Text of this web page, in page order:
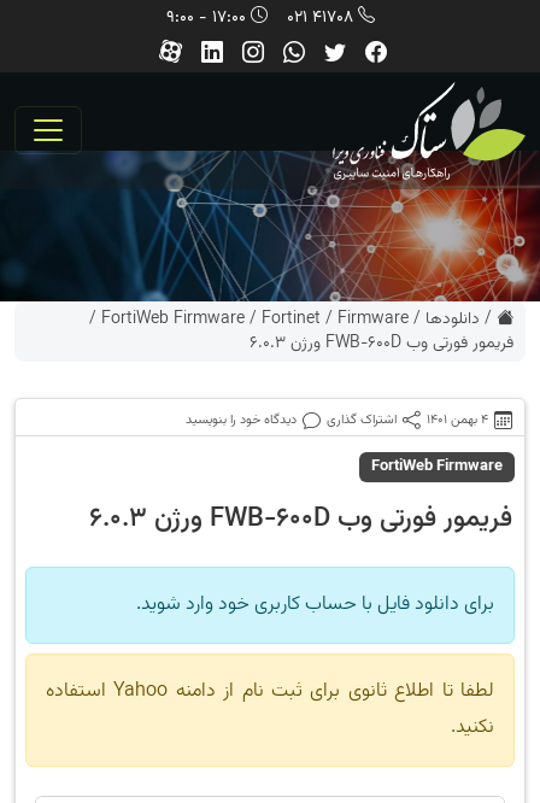
41708 021
/ دانلودها /
Firmware
/
Fortinet
/
FortiWeb Firmware
/
فریمور فورتی وب FWB-600D ورژن 6.0.3
4 بهمن 1401 اشتراک گذاری دیدگاه خود را بنویسید
FortiWeb Firmware
فریمور فورتی وب FWB-600D ورژن 6.0.3
برای دانلود فایل با حساب کاربری خود وارد شوید.
لطفا تا اطلاع ثانوی برای ثبت نام از دامنه Yahoo استفاده
نکنید.